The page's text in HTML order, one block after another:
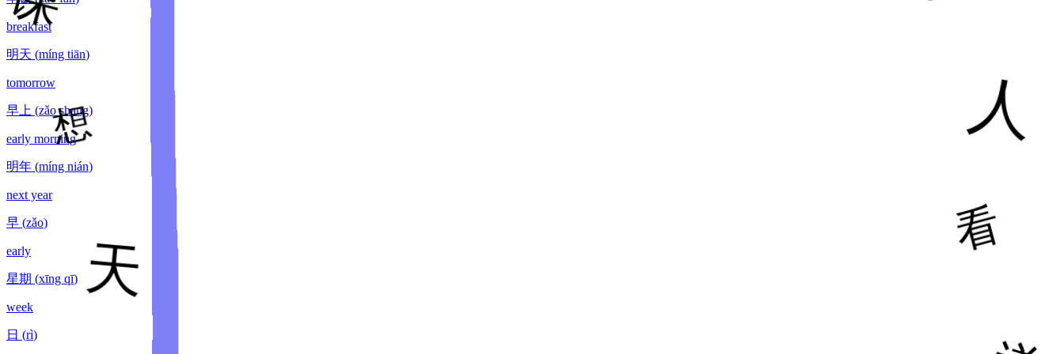
breakfast
明天 (míng tiān)
tomorrow
早上 (zǎo shang)
early morning
明年 (míng nián)
next year
早 (zǎo)
early
星期 (xīng qī)
week
日 (rì)